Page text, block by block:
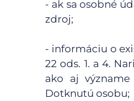
- ak sa osobné
zdroj;
- informáciu o
22 ods. 1. a 4.
ako aj
Dotknutú osobu;